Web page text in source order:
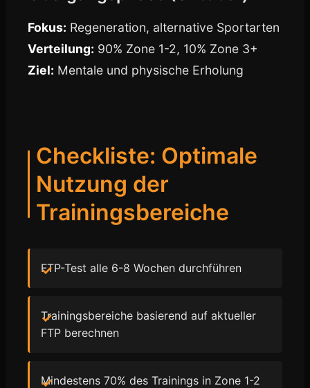
Fokus: Regeneration, alternative Sportarten
Verteilung: 90% Zone 1-2, 10% Zone 3+
Ziel: Mentale und physische Erholung
Checkliste: Optimale
Nutzung der
Trainingsbereiche
FTP-Test alle 6-8 Wochen durchführen
Trainingsbereiche basierend auf aktueller
FTP berechnen
Mindestens 70% des Trainings in Zone 1-2